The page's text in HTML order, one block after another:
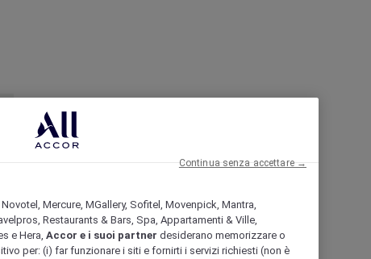
Mercure, MGallery, Sofitel, Movenpick, Mantra,
Restaurants & Bars, Spa, Appartamenti & Ville,
e Hera, Accor e i suoi partner desiderano memorizzare o
per: (i) far funzionare i siti e fornirti i servizi richiesti (non è
Continua senza accettare →